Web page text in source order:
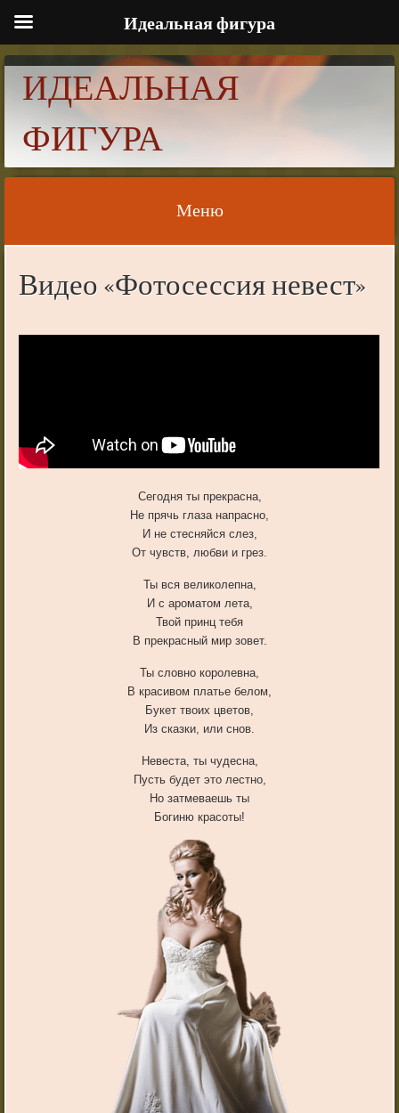
ИДЕАЛЬНАЯ
ФИГУРА
Меню
Видео «Фотосессия невест»
Сегодня ты прекрасна,
Не прячь глаза напрасно,
И не стесняйся слез,
От чувств, любви и грез.
Ты вся великолепна,
И с ароматом лета,
Твой принц тебя
В прекрасный мир зовет.
Ты словно королевна,
В красивом платье белом,
Букет твоих цветов,
Из сказки, или снов.
Невеста, ты чудесна,
Пусть будет это лестно,
Но затмеваешь ты
Богиню красоты!
Идеальная фигура